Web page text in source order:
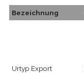
Bezeichnung
Urtyp Export